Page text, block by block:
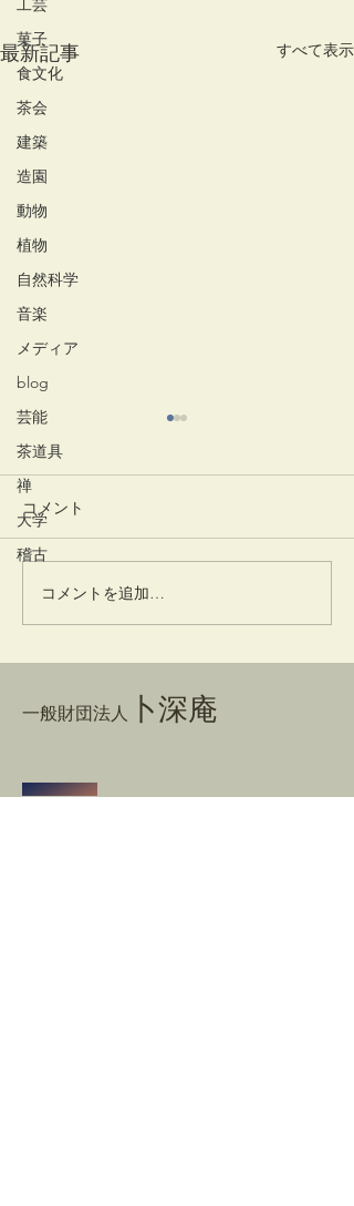
工芸
菓子
食文化
茶会
建築
造園
動物
植物
自然科学
音楽
メディア
blog
芸能
茶道具
禅
大学
稽古
最新記事 すべて表示
かはず
コメント
コメントを追加…
一般財団法人 卜深庵